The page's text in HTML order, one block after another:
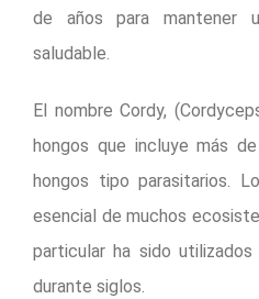
de años para mantener
saludable.
El nombre Cordy,
hongos que incluye más
hongos tipo parasitarios.
esencial de muchos
particular ha sido
durante siglos.